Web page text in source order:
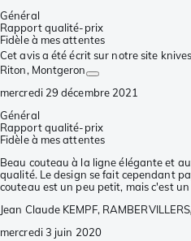
Général
Rapport qualité-prix
Fidèle à mes attentes
Cet avis a été écrit sur notre site
Riton, Montgeron
mercredi 29 décembre 2021
Général
Rapport qualité-prix
Fidèle à mes attentes
Beau couteau à la ligne élégante et
qualité. Le design se fait cependant
couteau est un peu petit, mais c'est
Jean Claude KEMPF, RAMBERVILLERS
mercredi 3 juin 2020